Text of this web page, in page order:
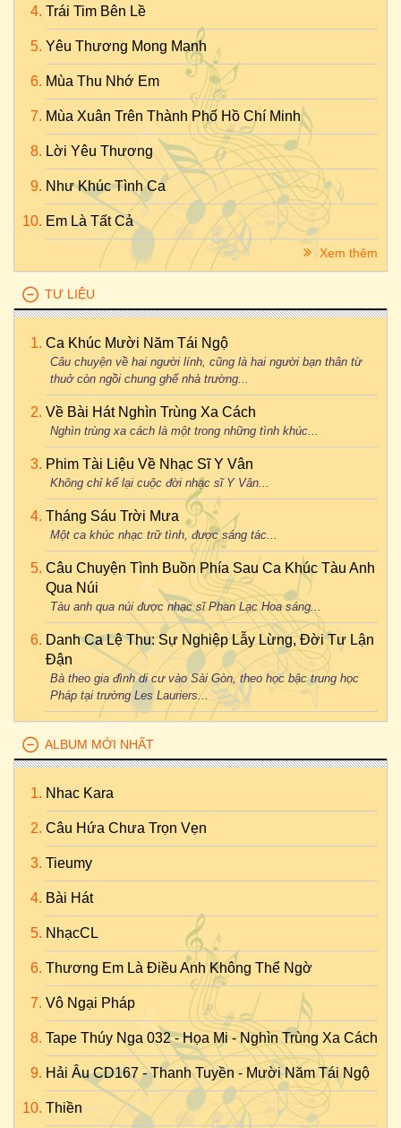
Trái Tim Bên Lề
Yêu Thương Mong Manh
Mùa Thu Nhớ Em
Mùa Xuân Trên Thành Phố Hồ Chí Minh
Lời Yêu Thương
Như Khúc Tình Ca
Em Là Tất Cả
Xem thêm
TƯ LIỆU
Ca Khúc Mười Năm Tái Ngộ
Câu chuyện về hai người lính, cũng là hai người bạn thân từ
thuở còn ngồi chung ghế nhà trường...
Về Bài Hát Nghìn Trùng Xa Cách
Nghìn trùng xa cách là một trong những tình khúc...
Phim Tài Liệu Về Nhạc Sĩ Y Vân
Không chỉ kể lại cuộc đời nhạc sĩ Y Vân...
Tháng Sáu Trời Mưa
Một ca khúc nhạc trữ tình, được sáng tác...
Câu Chuyện Tình Buồn Phía Sau Ca Khúc Tàu Anh
Qua Núi
Tàu anh qua núi được nhạc sĩ Phan Lạc Hoa sáng...
Danh Ca Lệ Thu: Sự Nghiệp Lẫy Lừng, Đời Tư Lận
Đận
Bà theo gia đình di cư vào Sài Gòn, theo học bậc trung học
Pháp tại trường Les Lauriers...
ALBUM MỚI NHẤT
Nhac Kara
Câu Hứa Chưa Trọn Vẹn
Tieumy
Bài Hát
NhạcCL
Thương Em Là Điều Anh Không Thể Ngờ
Vô Ngại Pháp
Tape Thúy Nga 032 - Họa Mi - Nghìn Trùng Xa Cách
Hải Âu CD167 - Thanh Tuyền - Mười Năm Tái Ngộ
Thiền